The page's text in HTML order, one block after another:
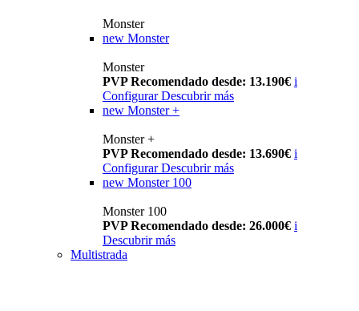
Monster
new Monster
Monster
PVP Recomendado desde: 13.190€ i
Configurar Descubrir más
new Monster +
Monster +
PVP Recomendado desde: 13.690€ i
Configurar Descubrir más
new Monster 100
Monster 100
PVP Recomendado desde: 26.000€ i
Descubrir más
Multistrada